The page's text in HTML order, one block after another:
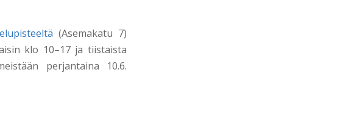
(Asemakatu 7)
klo 10–17 ja tiistaista
perjantaina 10.6.